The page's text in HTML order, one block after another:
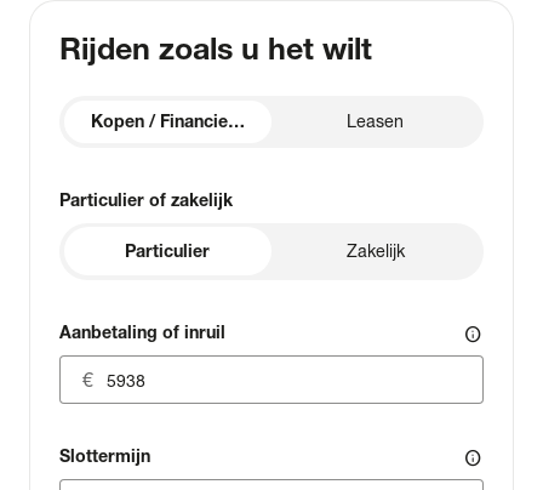
Rijden zoals u het wilt
Kopen / Financieren Leasen
Particulier of zakelijk
Particulier Zakelijk
Aanbetaling of inruil info
Slottermijn info